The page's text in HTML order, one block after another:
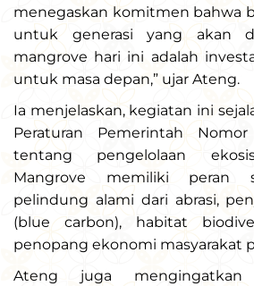
menegaskan komitmen bahwa
untuk generasi yang akan
mangrove hari ini adalah
untuk masa depan,” ujar Ateng.
Ia menjelaskan, kegiatan ini
Peraturan Pemerintah
tentang pengelolaan
Mangrove memiliki peran
pelindung alami dari abrasi,
(blue carbon), habitat
penopang ekonomi masyarakat
Ateng juga